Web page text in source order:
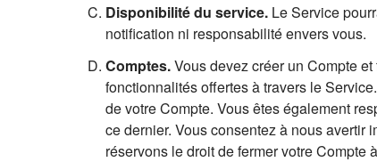
Disponibilité du service. Le Service
notification ni responsabilité envers vous.
Comptes.Vous devez créer un Compte
fonctionnalités offertes à travers le
de votre Compte. Vous êtes également
ce dernier. Vous consentez à nous avertir
réservons le droit de fermer votre Compte